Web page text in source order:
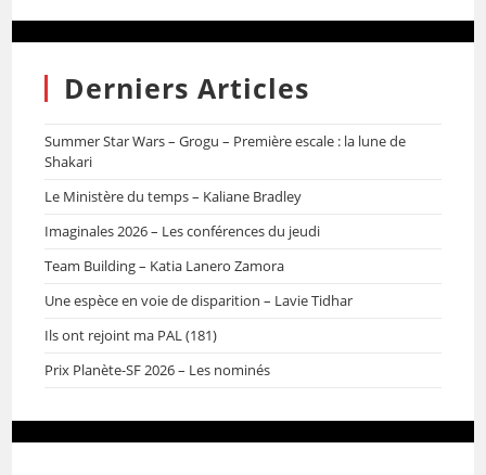
Derniers Articles
Summer Star Wars – Grogu – Première escale : la lune de
Shakari
Le Ministère du temps – Kaliane Bradley
Imaginales 2026 – Les conférences du jeudi
Team Building – Katia Lanero Zamora
Une espèce en voie de disparition – Lavie Tidhar
Ils ont rejoint ma PAL (181)
Prix Planète-SF 2026 – Les nominés